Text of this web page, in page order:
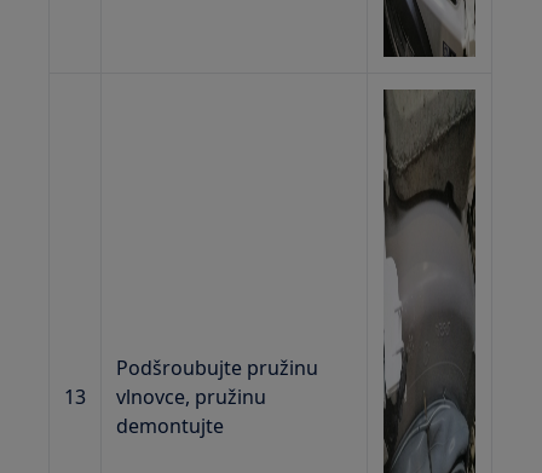
13
Podšroubujte pružinu
vlnovce, pružinu
demontujte